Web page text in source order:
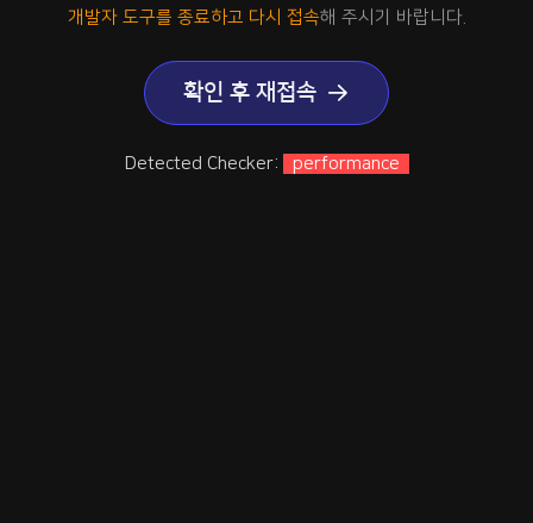
개발자 도구를 종료하고 다시 접속해 주시기 바랍니다.
확인 후 재접속
Detected Checker: performance